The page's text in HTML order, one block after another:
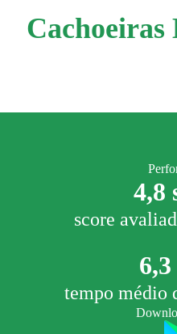
Cachoeiras
4,8
score
tempo médio